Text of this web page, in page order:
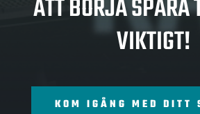
ATT BÖRJA SPARA
VIKTIGT!
KOM IGÅNG MED DITT